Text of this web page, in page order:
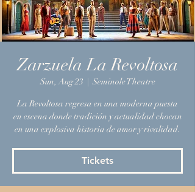
Zarzuela La Revoltosa
Sun, Aug 23
  |
Seminole Theatre
La Revoltosa regresa en una moderna puesta
en escena donde tradición y actualidad chocan
en una explosiva historia de amor y rivalidad.
Tickets